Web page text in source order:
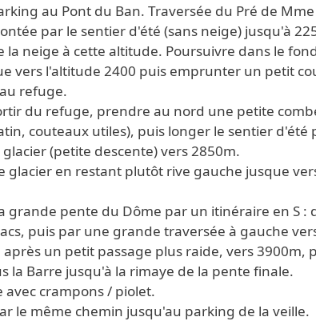
au Pont du Ban. Traversée du Pré de
par le sentier d'été (sans neige) jusqu'à
la neige à cette altitude. Poursuivre dans le
vers l'altitude 2400 puis emprunter un petit
refuge.
du refuge, prendre au nord une petite
couteaux utiles), puis longer le sentier d'été
(petite descente) vers 2850m.
glacier en restant plutôt rive gauche jusque
grande pente du Dôme par un itinéraire en S :
puis par une grande traversée à gauche
après un petit passage plus raide, vers 3900m,
la Barre jusqu'à la rimaye de la pente finale.
avec crampons / piolet.
le même chemin jusqu'au parking de la veille.